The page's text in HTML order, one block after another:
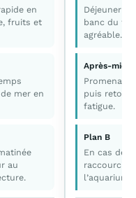
en
fruits et
mer en
au
Déjeuner
banc du
agréable.
Après-midi
puis retour
fatigue.
Plan B
En cas de
raccourcir
l’aquarium.